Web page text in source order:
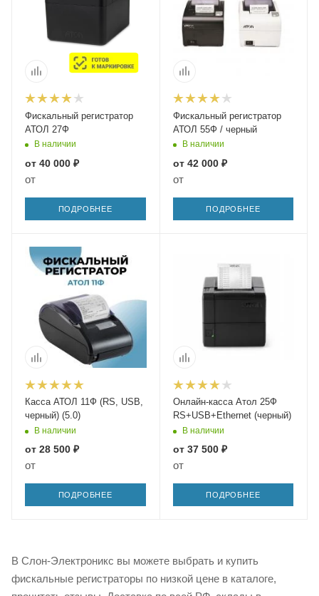
Фискальный регистратор
АТОЛ 27Ф
В наличии
от 40 000 ₽
от
ПОДРОБНЕЕ
Фискальный регистратор
АТОЛ 55Ф / черный
В наличии
от 42 000 ₽
от
ПОДРОБНЕЕ
Касса АТОЛ 11Ф (RS, USB,
черный) (5.0)
В наличии
от 28 500 ₽
от
ПОДРОБНЕЕ
Онлайн-касса Атол 25Ф
RS+USB+Ethernet (черный)
В наличии
от 37 500 ₽
от
ПОДРОБНЕЕ
В Слон-Электроникс вы можете выбрать и купить
фискальные регистраторы по низкой цене в каталоге,